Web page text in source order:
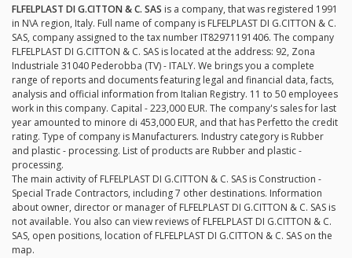
FLFELPLAST DI G.CITTON & C. SAS is a company, that was registered 1991
in N\A region, Italy. Full name of company is FLFELPLAST DI G.CITTON & C.
SAS, company assigned to the tax number IT82971191406. The company
FLFELPLAST DI G.CITTON & C. SAS is located at the address: 92, Zona
Industriale 31040 Pederobba (TV) - ITALY. We brings you a complete
range of reports and documents featuring legal and financial data, facts,
analysis and official information from Italian Registry. 11 to 50 employees
work in this company. Capital - 223,000 EUR. The company's sales for last
year amounted to minore di 453,000 EUR, and that has Perfetto the credit
rating. Type of company is Manufacturers. Industry category is Rubber
and plastic - processing. List of products are Rubber and plastic -
processing.
The main activity of FLFELPLAST DI G.CITTON & C. SAS is Construction -
Special Trade Contractors, including 7 other destinations. Information
about owner, director or manager of FLFELPLAST DI G.CITTON & C. SAS is
not available. You also can view reviews of FLFELPLAST DI G.CITTON & C.
SAS, open positions, location of FLFELPLAST DI G.CITTON & C. SAS on the
map.